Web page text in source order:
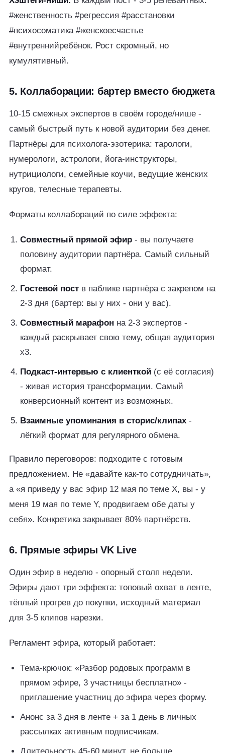
#женственность #регрессия #расстановки
#психосоматика #женскоесчастье
#внутреннийребёнок. Рост скромный, но
кумулятивный.
5. Коллаборации: бартер вместо бюджета
10-15 смежных экспертов в своём городе/нише -
самый быстрый путь к новой аудитории без денег.
Партнёры для психолога-эзотерика: тарологи,
нумерологи, астрологи, йога-инструкторы,
нутрициологи, семейные коучи, ведущие женских
кругов, телесные терапевты.
Форматы коллабораций по силе эффекта:
Совместный прямой эфир - вы получаете
половину аудитории партнёра. Самый сильный
формат.
Гостевой пост в паблике партнёра с закрепом на
2-3 дня (бартер: вы у них - они у вас).
Совместный марафон на 2-3 экспертов -
каждый раскрывает свою тему, общая аудитория
x3.
Подкаст-интервью с клиенткой (с её согласия)
- живая история трансформации. Самый
конверсионный контент из возможных.
Взаимные упоминания в сторис/клипах -
лёгкий формат для регулярного обмена.
Правило переговоров: подходите с готовым
предложением. Не «давайте как-то сотрудничать»,
а «я приведу у вас эфир 12 мая по теме Х, вы - у
меня 19 мая по теме Y, продвигаем обе даты у
себя». Конкретика закрывает 80% партнёрств.
6. Прямые эфиры VK Live
Один эфир в неделю - опорный столп недели.
Эфиры дают три эффекта: топовый охват в ленте,
тёплый прогрев до покупки, исходный материал
для 3-5 клипов нарезки.
Регламент эфира, который работает:
Тема-крючок: «Разбор родовых программ в
прямом эфире, 3 участницы бесплатно» -
приглашение участниц до эфира через форму.
Анонс за 3 дня в ленте + за 1 день в личных
рассылках активным подписчикам.